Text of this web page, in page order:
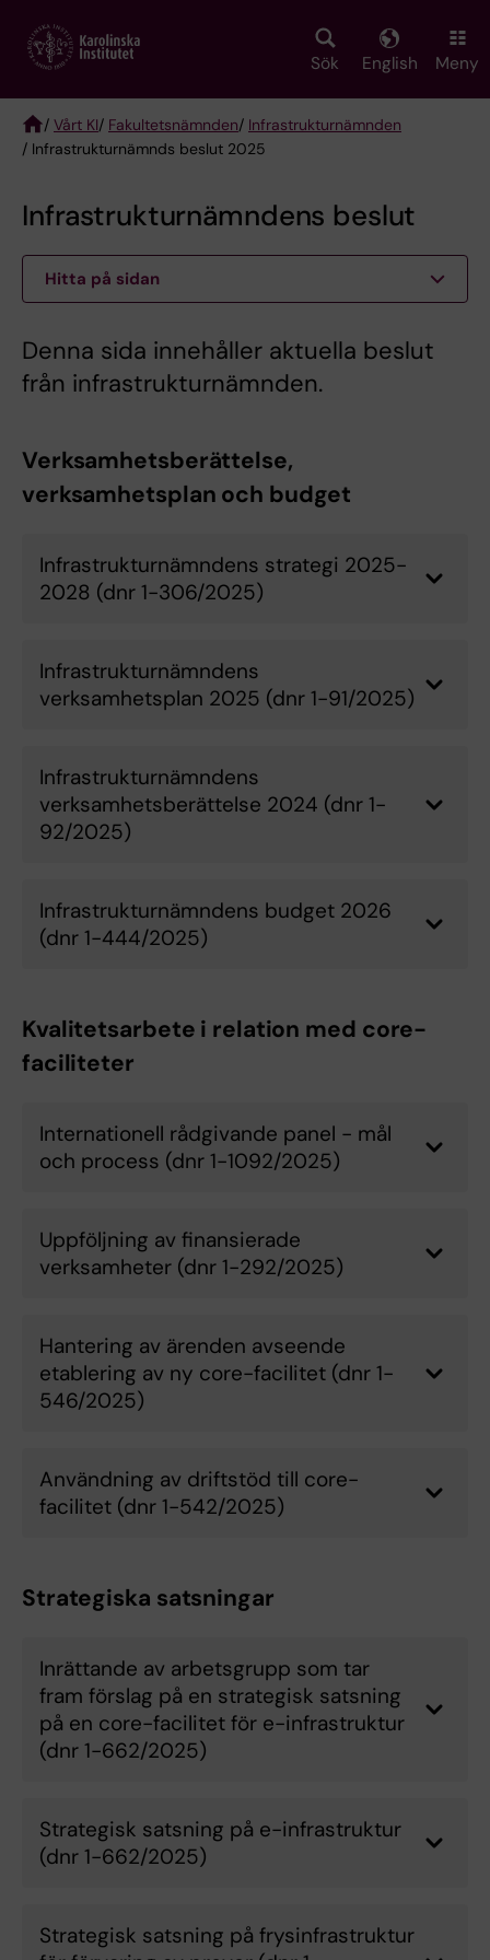
main
Sök English Meny
Breadcrumb
/ Vårt KI/ Fakultetsnämnden/ Infrastrukturnämnden
/ Infrastrukturnämnds beslut 2025
Infrastrukturnämndens beslut
Hitta på sidan
Denna sida innehåller aktuella beslut
från infrastrukturnämnden.
Verksamhetsberättelse,
verksamhetsplan och budget
Infrastrukturnämndens strategi 2025-
2028 (dnr 1-306/2025)
Infrastrukturnämndens
verksamhetsplan 2025 (dnr 1-91/2025)
Infrastrukturnämndens
verksamhetsberättelse 2024 (dnr 1-
92/2025)
Infrastrukturnämndens budget 2026
(dnr 1-444/2025)
Kvalitetsarbete i relation med core-
faciliteter
Internationell rådgivande panel - mål
och process (dnr 1-1092/2025)
Uppföljning av finansierade
verksamheter (dnr 1-292/2025)
Hantering av ärenden avseende
etablering av ny core-facilitet (dnr 1-
546/2025)
Användning av driftstöd till core-
facilitet (dnr 1-542/2025)
Strategiska satsningar
Inrättande av arbetsgrupp som tar
fram förslag på en strategisk satsning
på en core-facilitet för e-infrastruktur
(dnr 1-662/2025)
Strategisk satsning på e-infrastruktur
(dnr 1-662/2025)
Strategisk satsning på frysinfrastruktur